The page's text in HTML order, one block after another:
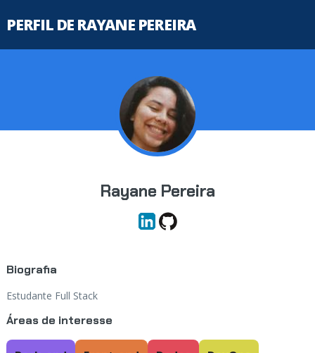
PERFIL DE RAYANE PEREIRA
Rayane Pereira
Biografia
Estudante Full Stack
Áreas de interesse